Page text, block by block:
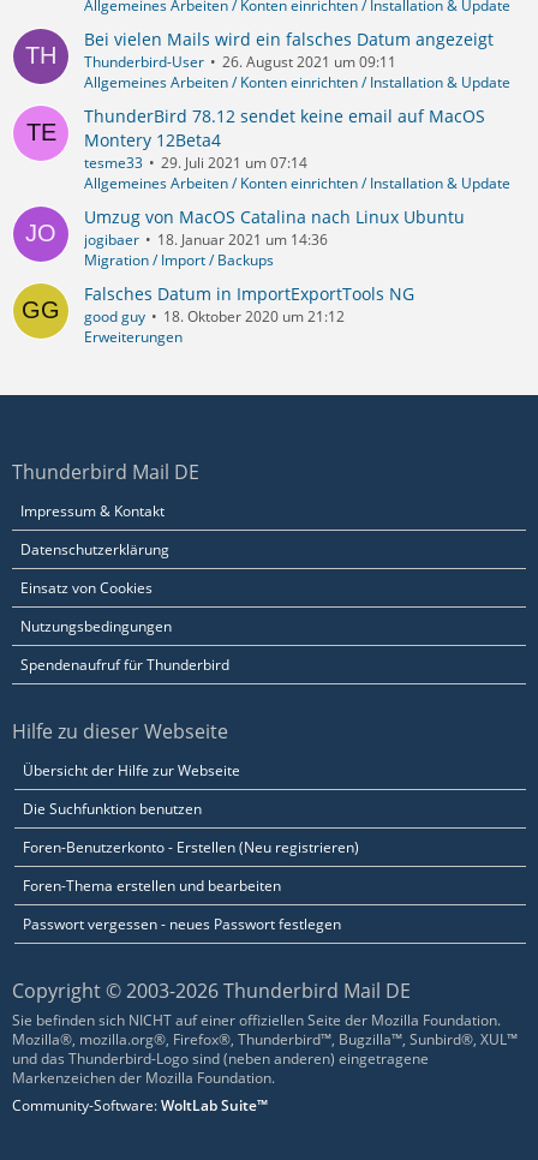
Allgemeines Arbeiten / Konten einrichten / Installation & Update
Bei vielen Mails wird ein falsches Datum angezeigt
Thunderbird-User
26. August 2021 um 09:11
Allgemeines Arbeiten / Konten einrichten / Installation & Update
ThunderBird 78.12 sendet keine email auf MacOS
Montery 12Beta4
tesme33
29. Juli 2021 um 07:14
Allgemeines Arbeiten / Konten einrichten / Installation & Update
Umzug von MacOS Catalina nach Linux Ubuntu
jogibaer
18. Januar 2021 um 14:36
Migration / Import / Backups
Falsches Datum in ImportExportTools NG
good guy
18. Oktober 2020 um 21:12
Erweiterungen
Thunderbird Mail DE
Impressum & Kontakt
Datenschutzerklärung
Einsatz von Cookies
Nutzungsbedingungen
Spendenaufruf für Thunderbird
Hilfe zu dieser Webseite
Übersicht der Hilfe zur Webseite
Die Suchfunktion benutzen
Foren-Benutzerkonto - Erstellen (Neu registrieren)
Foren-Thema erstellen und bearbeiten
Passwort vergessen - neues Passwort festlegen
Copyright © 2003-2026 Thunderbird Mail DE
Sie befinden sich NICHT auf einer offiziellen Seite der Mozilla Foundation.
Mozilla®, mozilla.org®, Firefox®, Thunderbird™, Bugzilla™, Sunbird®, XUL™
und das Thunderbird-Logo sind (neben anderen) eingetragene
Markenzeichen der Mozilla Foundation.
Community-Software:WoltLab Suite™